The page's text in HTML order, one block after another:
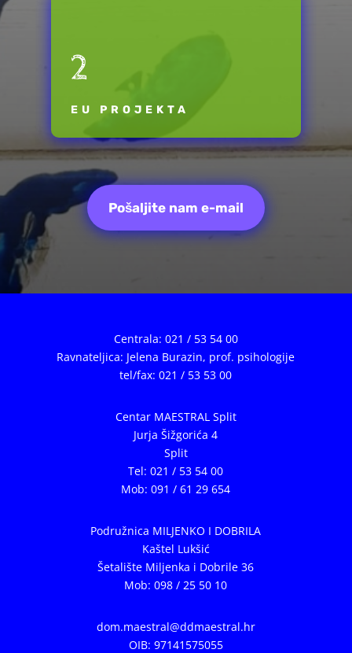
2
EU PROJEKTA
Pošaljite nam e-mail
Centrala: 021 / 53 54 00
Ravnateljica: Jelena Burazin, prof. psihologije
tel/fax: 021 / 53 53 00
Centar MAESTRAL Split
Jurja Šižgorića 4
Split
Tel: 021 / 53 54 00
Mob: 091 / 61 29 654
Podružnica MILJENKO I DOBRILA
Kaštel Lukšić
Šetalište Miljenka i Dobrile 36
Mob: 098 / 25 50 10
dom.maestral@ddmaestral.hr
OIB: 97141575055